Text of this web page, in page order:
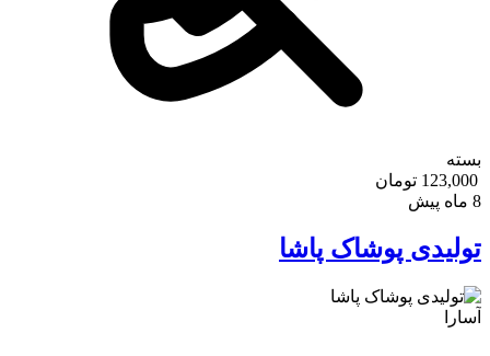
بسته
123,000 تومان
تولیدی پوشاک پاشا
آسارا